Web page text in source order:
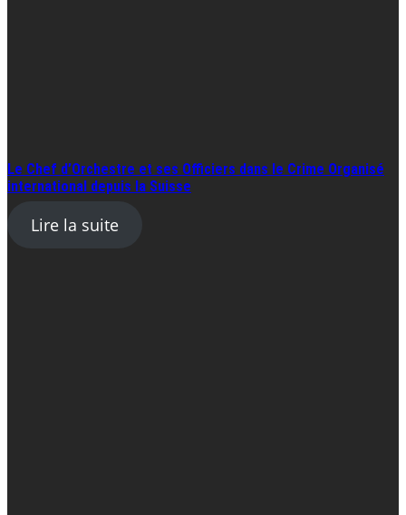
Le Chef d’Orchestre et ses Officiers dans le Crime Organisé
international depuis la Suisse
Lire la suite